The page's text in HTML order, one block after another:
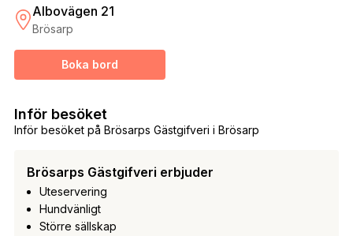
Albovägen 21
Brösarp
Boka bord
Inför besöket på Brösarps Gästgifveri i Brösarp
Inför besöket
Brösarps Gästgifveri erbjuder
Uteservering
Hundvänligt
Större sällskap